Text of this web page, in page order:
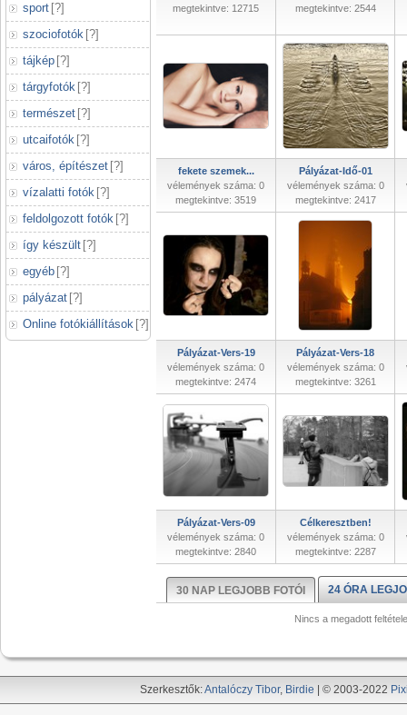
sport [?]
szociofotók [?]
tájkép [?]
tárgyfotók [?]
természet [?]
utcaifotók [?]
város, építészet [?]
vízalatti fotók [?]
feldolgozott fotók [?]
így készült [?]
egyéb [?]
pályázat [?]
Online fotókiállítások [?]
megtekintve: 12715
megtekintve: 2544
fekete szemek...
vélemények száma: 0
megtekintve: 3519
Pályázat-Idő-01
vélemények száma: 0
megtekintve: 2417
Pályázat-Vers-19
vélemények száma: 0
megtekintve: 2474
Pályázat-Vers-18
vélemények száma: 0
megtekintve: 3261
Pályázat-Vers-09
vélemények száma: 0
megtekintve: 2840
Célkeresztben!
vélemények száma: 0
megtekintve: 2287
30 NAP LEGJOBB FOTÓI 24 ÓRA
Nincs a megadott
Szerkesztők:Antalóczy Tibor, Birdie | © 2003-2022